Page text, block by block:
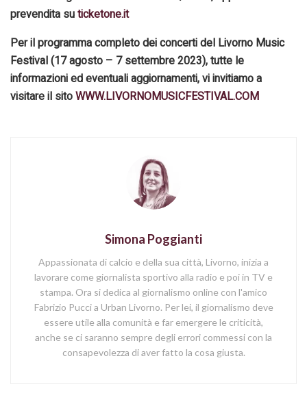
prevendita suticketone.it
Per il programma completo dei concerti del Livorno Music
Festival (17 agosto – 7 settembre 2023), tutte le
informazioni ed eventuali aggiornamenti, vi invitiamo a
visitare il sitoWWW.LIVORNOMUSICFESTIVAL.COM
Simona Poggianti
Appassionata di calcio e della sua città, Livorno, inizia a
lavorare come giornalista sportivo alla radio e poi in TV e
stampa. Ora si dedica al giornalismo online con l'amico
Fabrizio Pucci a Urban Livorno. Per lei, il giornalismo deve
essere utile alla comunità e far emergere le criticità,
anche se ci saranno sempre degli errori commessi con la
consapevolezza di aver fatto la cosa giusta.